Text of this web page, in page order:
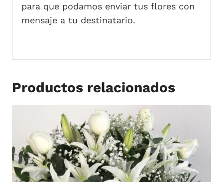
para que podamos enviar tus flores con
mensaje a tu destinatario.
Productos relacionados